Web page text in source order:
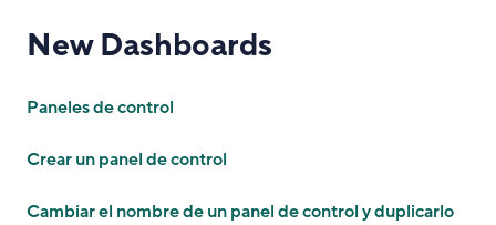
New Dashboards
Paneles de control
Crear un panel de control
Cambiar el nombre de un panel de control y duplicarlo